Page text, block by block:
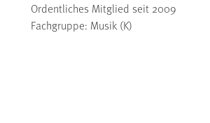
Ordentliches Mitglied seit 2009
Fachgruppe: Musik (K)